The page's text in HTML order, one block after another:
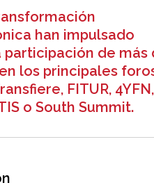
han impulsado
de más
los principales
FITUR, 4YFN,
o South Summit.